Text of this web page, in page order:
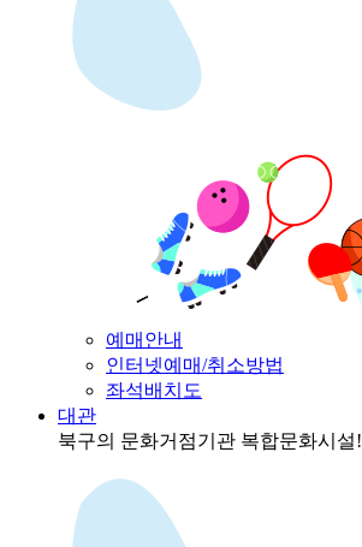
예매안내
인터넷예매/취소방법
좌석배치도
대관
북구의 문화거점기관 복합문화시설!